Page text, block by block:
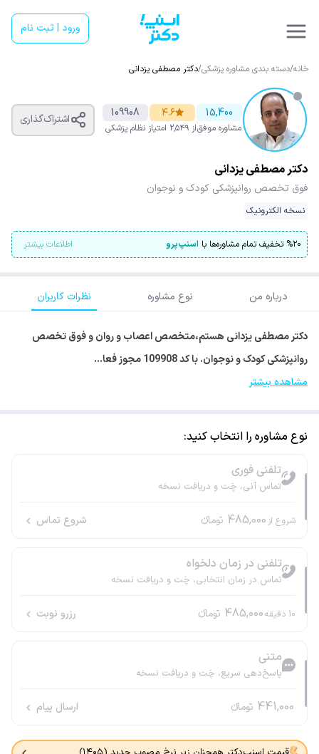
ورود | ثبت نام
خانه/دسته بندی مشاوره پزشکی/دکتر مصطفی یزدانی
15,400
مشاوره موفق
۴.۶
از ۲٬۵۴۹ امتیاز
109908
نظام پزشکی
اشتراک‌گذاری
دکتر مصطفی یزدانی
فوق تخصص روانپزشکی کودک و نوجوان
نسخه الکترونیک
%۲۰ تخفیف تمام مشاوره‌ها با اسنپ‌پرو اطلاعات بیشتر
درباره من نوع مشاوره نظرات کاربران
دکتر مصطفی یزدانی هستم،متخصص اعصاب و روان و فوق تخصص
روانپزشکی کودک و نوجوان. با کد 109908 مجوز فعا…
مشاهده بیشتر
نوع مشاوره را انتخاب کنید:
تلفنی فوری
تماس آنی، چَت و دریافت نسخه
شروع از 485,000 تومانء شروع تماس
تلفنی در زمان دلخواه
تماس در زمان انتخابی، چَت و دریافت نسخه
10 دقیقه485,000 تومانء رزرو نوبت
متنی
پاسخ‌دهی سریع، چَت و دریافت نسخه
441,000 تومانء ارسال پیام